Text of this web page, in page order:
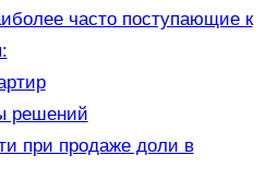
часто поступающие к
решений
при продаже доли в